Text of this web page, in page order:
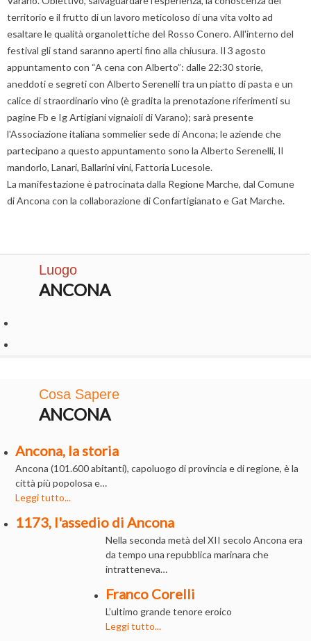
territorio e il frutto di un lavoro meticoloso di una vita volto ad
esaltare le qualità organolettiche del Rosso Conero. All'interno del
festival gli stand saranno aperti fino alla chiusura. Il 3 agosto
appuntamento con “A cena con Alberto”: dalle 22:30 storie,
aneddoti e segreti con Alberto Serenelli tra un piatto di pasta e un
calice di straordinario vino (è gradita la prenotazione riferimenti su
pagine Fb e Ig Artigiani vignaioli di Varano); sarà presente
l'Associazione italiana sommelier sede di Ancona; le aziende che
partecipano a questo appuntamento sono la Alberto Serenelli, Il
mandorlo, Lanari, Ballarini vini, Fattoria Lucesole.
La manifestazione è patrocinata dalla Regione Marche, dal Comune
di Ancona con la collaborazione di Confartigianato e Gat Marche.
Luogo
ANCONA
Cosa Sapere
ANCONA
Ancona, la storia
Ancona (101.600 abitanti), capoluogo di provincia e di regione, è la
città più popolosa e…
Leggi tutto...
1173, l'assedio di Ancona
Nella seconda metà del XII secolo Ancona era
da tempo una repubblica marinara che
intratteneva…
Franco Corelli
L’ultimo grande tenore eroico
Leggi tutto...